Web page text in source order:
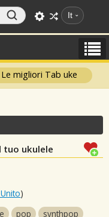
It
Le migliori Tab uke
tuo ukulele
)
pop
synthpop